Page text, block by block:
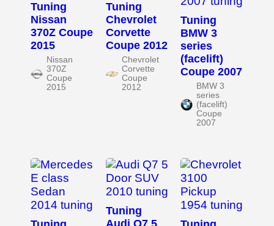
Tuning
Nissan
370Z Coupe
2015
Nissan
370Z
Coupe
2015
Tuning
Chevrolet
Corvette
Coupe 2012
Chevrolet
Corvette
Coupe
2012
Tuning
BMW 3
series
(facelift)
Coupe 2007
BMW 3
series
(facelift)
Coupe
2007
Tuning